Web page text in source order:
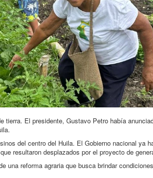
tierra. El presidente, Gustavo Petro había
del centro del Huila. El Gobierno nacional ya
resultaron desplazados por el proyecto de
una reforma agraria que busca brindar